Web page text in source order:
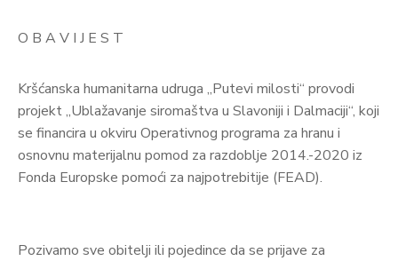
O B A V I J E S T
Kršćanska humanitarna udruga „Putevi milosti“ provodi
projekt „Ublažavanje siromaštva u Slavoniji i Dalmaciji“, koji
se financira u okviru Operativnog programa za hranu i
osnovnu materijalnu pomod za razdoblje 2014.-2020 iz
Fonda Europske pomoći za najpotrebitije (FEAD).
Pozivamo sve obitelji ili pojedince da se prijave za